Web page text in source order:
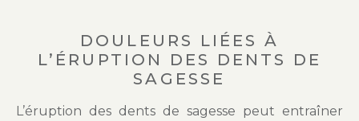
DOULEURS LIÉES À
L’ÉRUPTION DES DENTS DE
SAGESSE
L’éruption des dents de sagesse peut entraîner